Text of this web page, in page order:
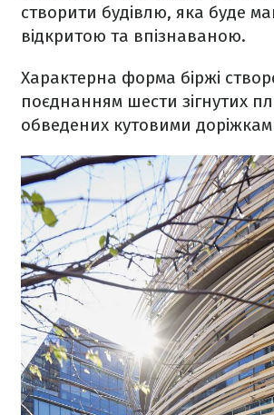
створити будівлю, яка буде
відкритою та впізнаваною.
Характерна форма біржі
поєднанням шести зігнутих
обведених кутовими